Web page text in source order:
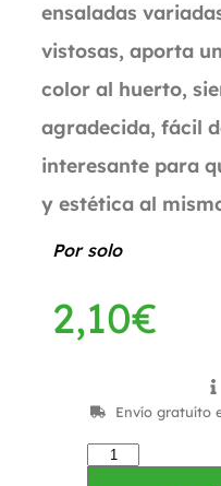
ensaladas
vistosas, aporta
color al huerto,
agradecida, fácil
interesante para
y estética al
Por solo
2,10€
Envío gratuíto